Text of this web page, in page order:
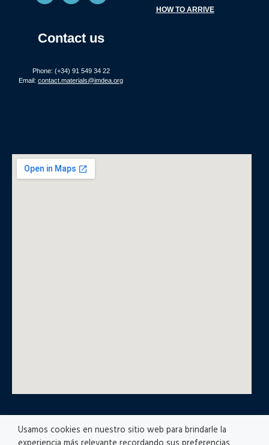
Contact us
Phone: (+34) 91 549 34 22
Email: contact.materials@imdea.org
HOW TO ARRIVE
© All rights reserved
Usamos cookies en nuestro sitio web para brindarle la